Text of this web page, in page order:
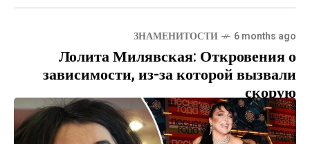
ЗНАМЕНИТОСТИ 6 months ago
Лолита Милявская: Откровения о
зависимости, из-за которой вызвали
скорую